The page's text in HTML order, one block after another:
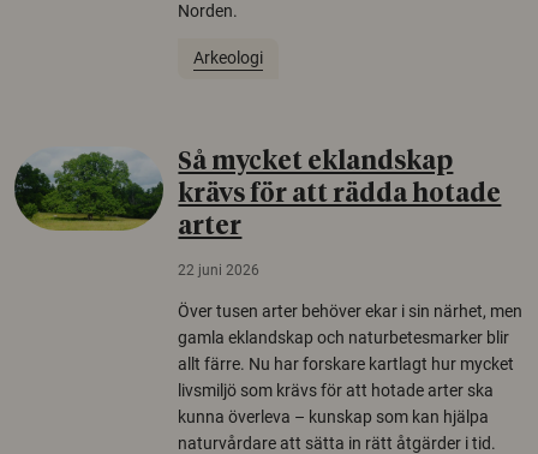
Norden.
Arkeologi
Så mycket eklandskap
krävs för att rädda hotade
arter
22 juni 2026
Över tusen arter behöver ekar i sin närhet, men
gamla eklandskap och naturbetesmarker blir
allt färre. Nu har forskare kartlagt hur mycket
livsmiljö som krävs för att hotade arter ska
kunna överleva – kunskap som kan hjälpa
naturvårdare att sätta in rätt åtgärder i tid.